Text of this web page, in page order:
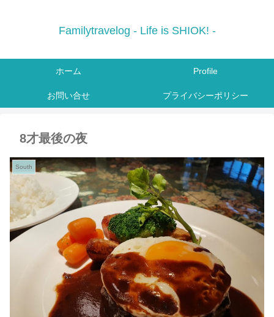
Familytravelog - Life is SHIOK! -
ホーム Profile
お問い合せ プライバシーポリシー
8才最後の夜
South